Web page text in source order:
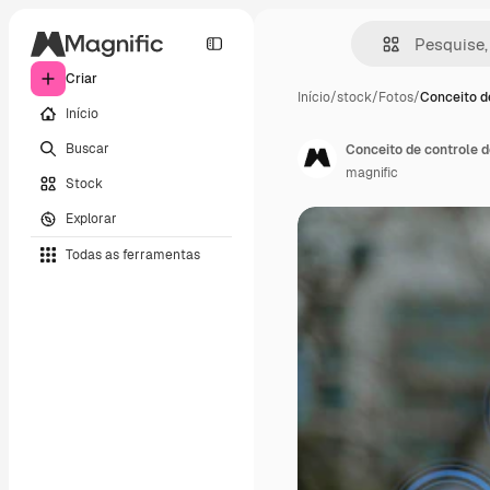
Criar
Início
Buscar
Stock
Explorar
Todas as ferramentas
Início/stock/Fotos/Conceito
Conceito de controle
magnific